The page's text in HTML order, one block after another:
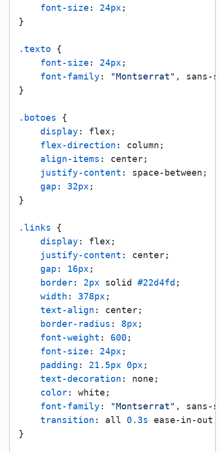
font-size : 24px ;
}
.texto {
font-size : 24px ;
font-family : "Montserrat" , sans-
}
.botoes {
display : flex;
flex-direction : column;
align-items : center;
justify-content : space-between;
gap : 32px ;
}
.links {
display : flex;
justify-content : center;
gap : 16px ;
border: 2px solid #22d4fd ;
width : 378px ;
text-align : center;
border-radius : 8px ;
font-weight : 600 ;
font-size : 24px ;
padding : 21.5px 0px ;
text-decoration : none;
color: white;
font-family : "Montserrat" , sans-
transition : all 0.3s ease-in-out;
}